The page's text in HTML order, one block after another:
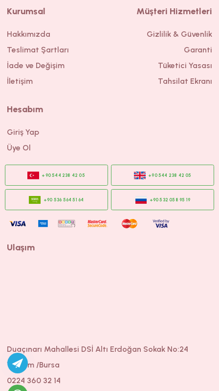
Kurumsal
Hakkımızda
Teslimat Şartları
İade ve Değişim
İletişim
Müşteri Hizmetleri
Gizlilik & Güvenlik
Garanti
Tüketici Yasası
Tahsilat Ekranı
Hesabım
Giriş Yap
Üye Ol
Ulaşım
Duaçınarı Mahallesi DSİ Altı Erdoğan Sokak No:24
Yıldırım /Bursa
0224 360 32 14